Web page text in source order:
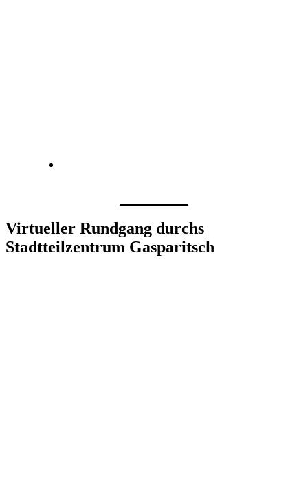
Virtueller Rundgang durchs
Stadtteilzentrum Gasparitsch